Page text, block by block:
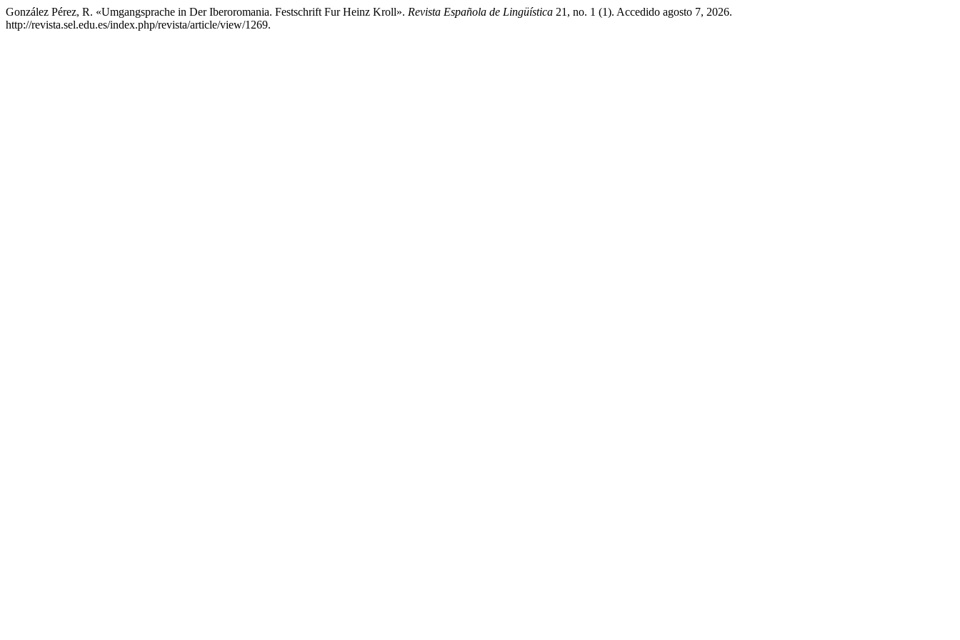
González Pérez, R. «Umgangsprache in Der Iberoromania. Festschrift Fur Heinz Kroll». Revista Española de Lingüística 21, no. 1 (1). Accedido agosto 7, 2026.
http://revista.sel.edu.es/index.php/revista/article/view/1269.